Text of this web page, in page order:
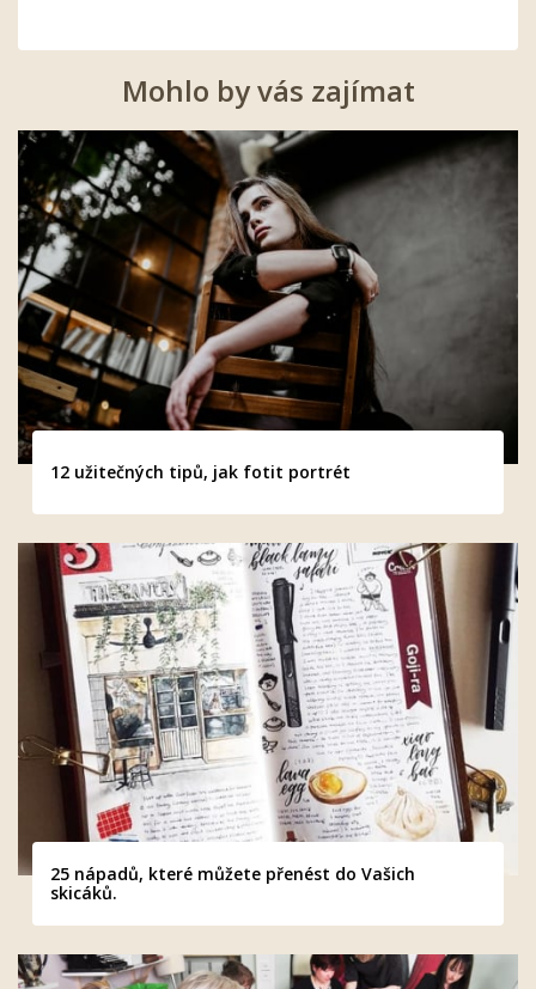
Mohlo by vás zajímat
12 užitečných tipů, jak fotit portrét
25 nápadů, které můžete přenést do Vašich
skicáků.